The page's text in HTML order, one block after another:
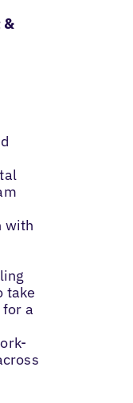
&
with
take
a